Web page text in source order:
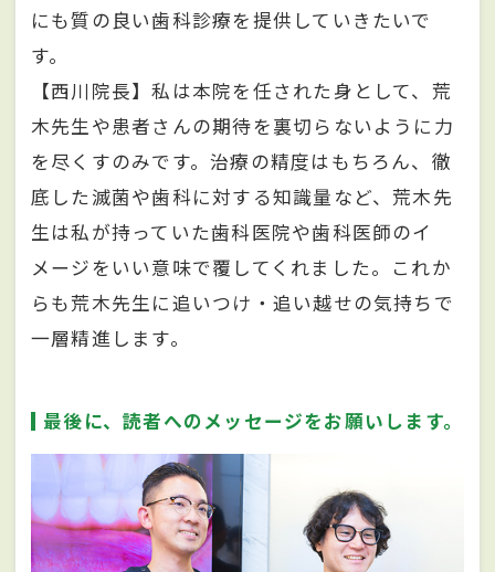
にも質の良い歯科診療を提供していきたいで
す。
【西川院長】私は本院を任された身として、荒
木先生や患者さんの期待を裏切らないように力
を尽くすのみです。治療の精度はもちろん、徹
底した滅菌や歯科に対する知識量など、荒木先
生は私が持っていた歯科医院や歯科医師のイ
メージをいい意味で覆してくれました。これか
らも荒木先生に追いつけ・追い越せの気持ちで
一層精進します。
最後に、読者へのメッセージをお願いします。